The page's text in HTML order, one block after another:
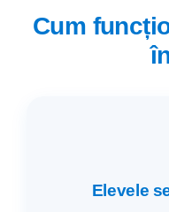
Cum
Elevele